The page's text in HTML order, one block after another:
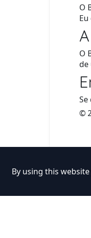
O
O
de
©
By using this